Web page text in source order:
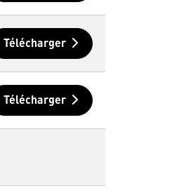
Télécharger
Télécharger